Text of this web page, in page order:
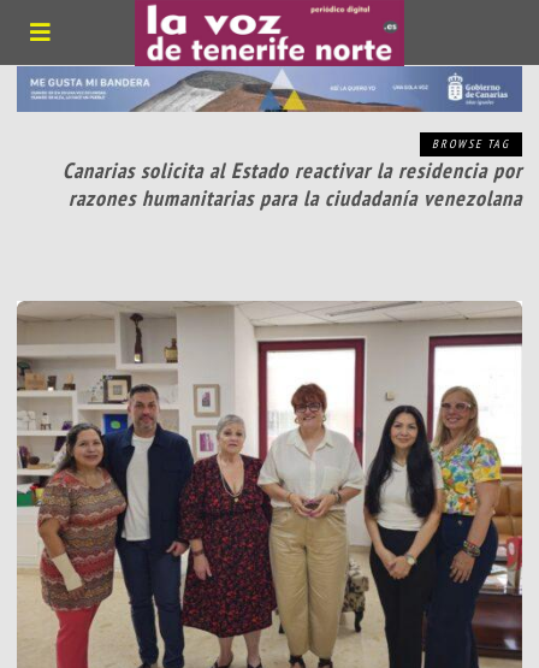
BROWSE TAG
Canarias solicita al Estado reactivar la residencia por
razones humanitarias para la ciudadanía venezolana